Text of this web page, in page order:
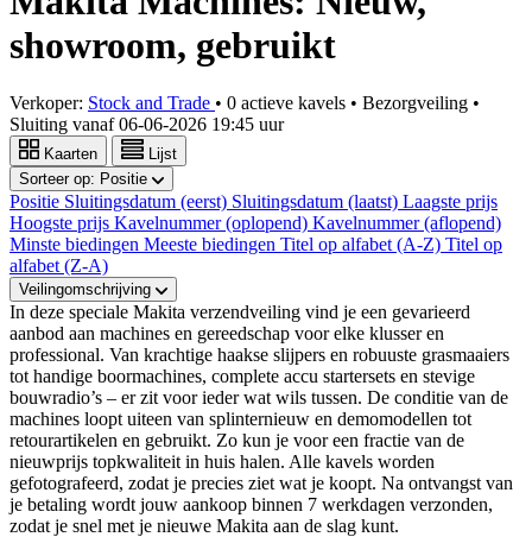
showroom, gebruikt
Verkoper: Stock and Trade • 0 actieve kavels • Bezorgveiling •
Sluiting vanaf06-06-2026 19:45 uur
Kaarten
Lijst
Sorteer op: Positie
Positie Sluitingsdatum (eerst) Sluitingsdatum (laatst) Laagste prijs
Hoogste prijs Kavelnummer (oplopend) Kavelnummer (aflopend)
Minste biedingen Meeste biedingen Titel op alfabet (A-Z) Titel op
alfabet (Z-A)
Veilingomschrijving
In deze speciale Makita verzendveiling vind je een gevarieerd
aanbod aan machines en gereedschap voor elke klusser en
professional. Van krachtige haakse slijpers en robuuste grasmaaiers
tot handige boormachines, complete accu startersets en stevige
bouwradio’s – er zit voor ieder wat wils tussen. De conditie van de
machines loopt uiteen van splinternieuw en demomodellen tot
retourartikelen en gebruikt. Zo kun je voor een fractie van de
nieuwprijs topkwaliteit in huis halen. Alle kavels worden
gefotografeerd, zodat je precies ziet wat je koopt. Na ontvangst van
je betaling wordt jouw aankoop binnen 7 werkdagen verzonden,
zodat je snel met je nieuwe Makita aan de slag kunt.